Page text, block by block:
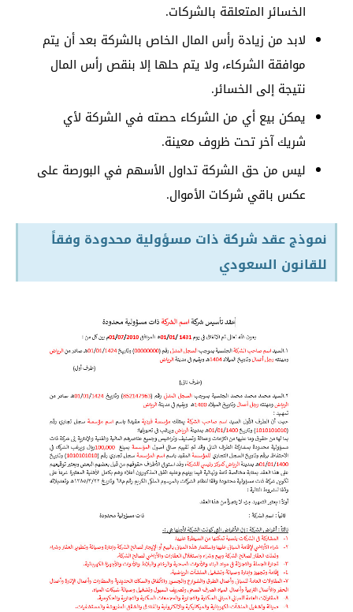
الخسائر المتعلقة بالشركات.
لابد من زيادة رأس المال الخاص بالشركة بعد أن يتم
موافقة الشركاء، ولا يتم حلها إلا بنقص رأس المال
نتيجة إلى الخسائر.
يمكن بيع أي من الشركاء حصته في الشركة لأي
شريك آخر تحت ظروف معينة.
ليس من حق الشركة تداول الأسهم في البورصة على
عكس باقي شركات الأموال.
نموذج عقد شركة ذات مسؤولية محدودة وفقاً
للقانون السعودي